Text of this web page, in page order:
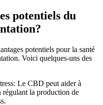
potentiels du
potentiels pour la santé
Voici quelques-uns des
Le CBD peut aider à
régulant la production de